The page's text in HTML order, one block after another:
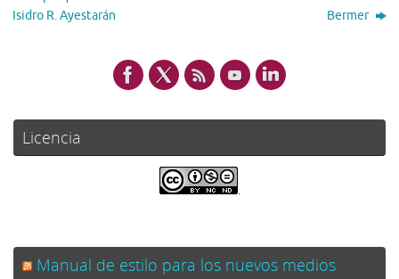
Isidro R. Ayestarán
Bermer
Licencia
.
Manual de estilo para los nuevos medios